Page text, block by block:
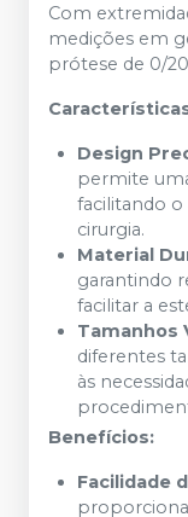
Com
medições em
prótese de 0/
Design
permite
facilitando o
cirurgia.
Material
garantindo
facilitar a
Tamanhos
diferentes
às
Benefícios:
Facilidade